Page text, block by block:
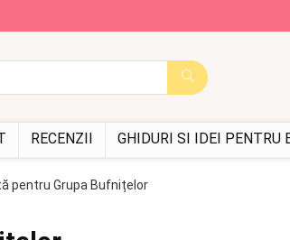
RECENZII GHIDURI SI IDEI PENTRU
pentru Grupa Bufnițelor